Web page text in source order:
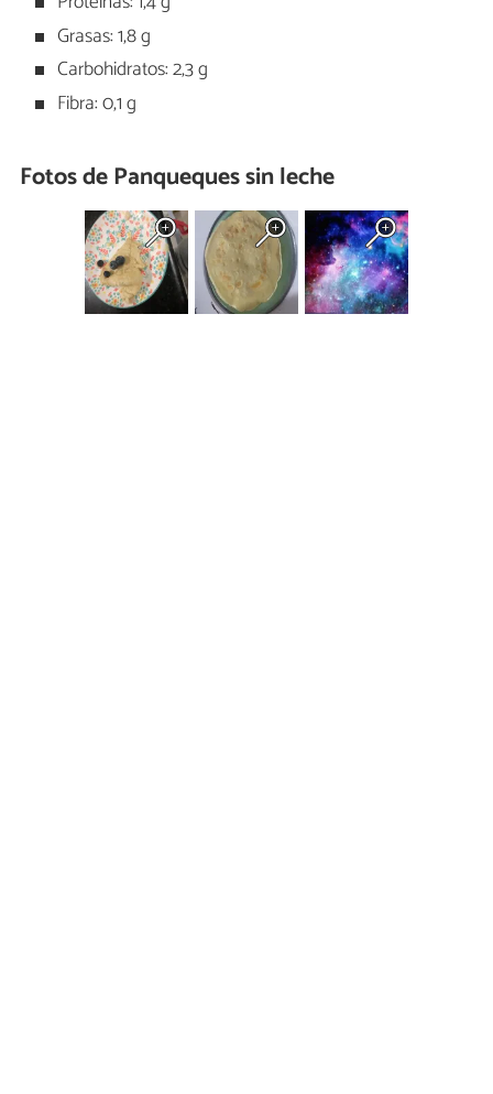
Grasas: 1,8 g
Carbohidratos: 2,3 g
Fibra: 0,1 g
Fotos de Panqueques sin leche